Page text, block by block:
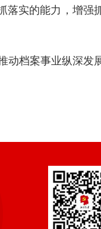
落实的能力，增强
动档案事业纵深发